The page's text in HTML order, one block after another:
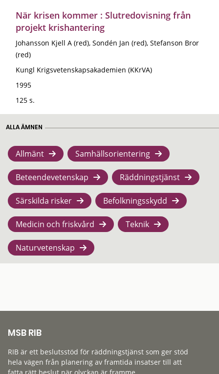
När krisen kommer : Slutredovisning från
projekt krishantering
Johansson Kjell A (red), Sondén Jan (red), Stefanson Bror
(red)
Kungl Krigsvetenskapsakademien (KKrVA)
1995
125 s.
ALLA ÄMNEN
Allmänt Samhällsorientering
Beteendevetenskap Räddningstjänst
Särskilda risker Befolkningsskydd
Medicin och friskvård Teknik
Naturvetenskap
MSB RIB
RIB är ett beslutsstöd för räddningstjänst som ger stöd
hela vägen från planering av framtida insatser till att